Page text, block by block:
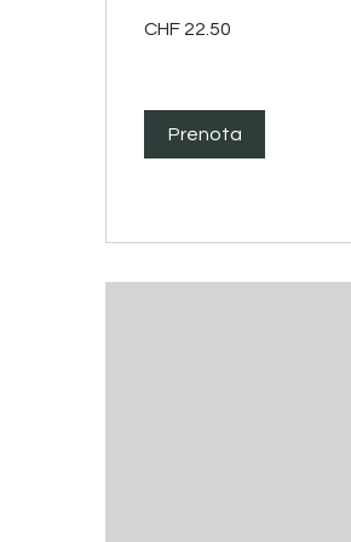
franchi
CHF 22.50
Prenota